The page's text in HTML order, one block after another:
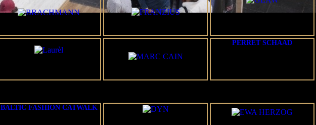
PERRET SCHAAD
BALTIC FASHION CATWALK